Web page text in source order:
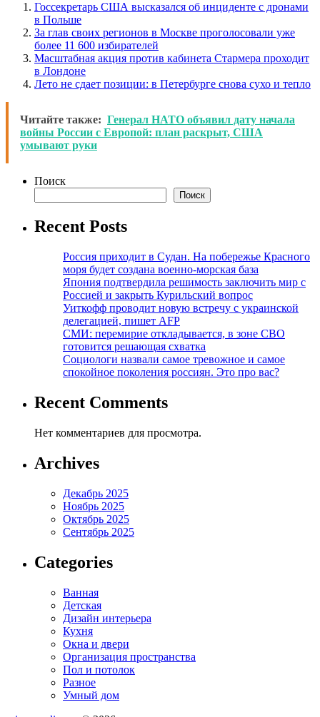
Госсекретарь США высказался об инциденте с дронами
в Польше
За глав своих регионов в Москве проголосовали уже
более 11 600 избирателей
Масштабная акция против кабинета Стармера проходит
в Лондоне
Лето не сдает позиции: в Петербурге снова сухо и тепло
Читайте также: Генерал НАТО объявил дату начала
войны России с Европой: план раскрыт, США
умывают руки
Поиск
Поиск
Recent Posts
Россия приходит в Судан. На побережье Красного
моря будет создана военно-морская база
Япония подтвердила решимость заключить мир с
Россией и закрыть Курильский вопрос
Уиткофф проводит новую встречу с украинской
делегацией, пишет AFP
СМИ: перемирие откладывается, в зоне СВО
готовится решающая схватка
Социологи назвали самое тревожное и самое
спокойное поколения россиян. Это про вас?
Recent Comments
Нет комментариев для просмотра.
Archives
Декабрь 2025
Ноябрь 2025
Октябрь 2025
Сентябрь 2025
Categories
Ванная
Детская
Дизайн интерьера
Кухня
Окна и двери
Организация пространства
Пол и потолок
Разное
Умный дом